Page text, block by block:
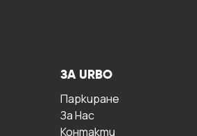
ЗА URBO
Паркиране
За Hас
Контакти